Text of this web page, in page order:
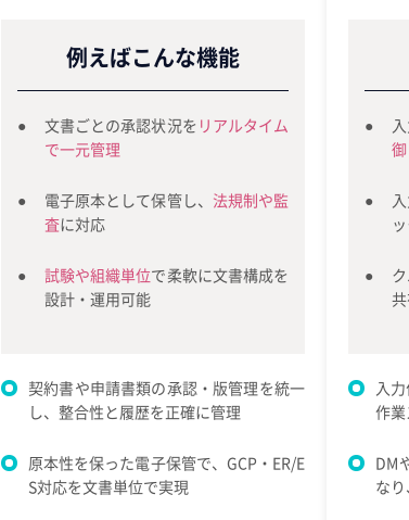
例えばこんな機能
文書ごとの承認状況を リアルタイム
で一元管理
電子原本として保管し、 法規制や監
査に対応
試験や組織単位で柔軟に文書構成を
設計・運用可能
契約書や申請書類の承認・版管理を統一
し、整合性と履歴を正確に管理
原本性を保った電子保管で、GCP・ER/E
S対応を文書単位で実現
御
入
作
DM
な